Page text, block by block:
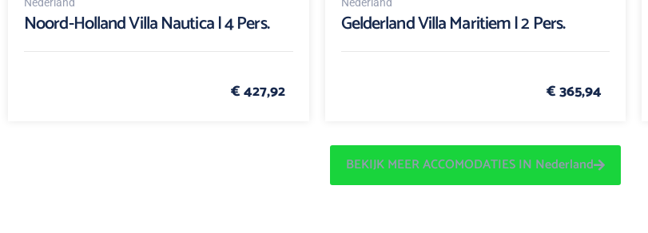
Noord-Holland Villa Nautica | 4 Pers.
€ 427,92
Gelderland Villa Maritiem | 2 Pers.
€ 365,94
BEKIJK MEER ACCOMODATIES IN Nederland